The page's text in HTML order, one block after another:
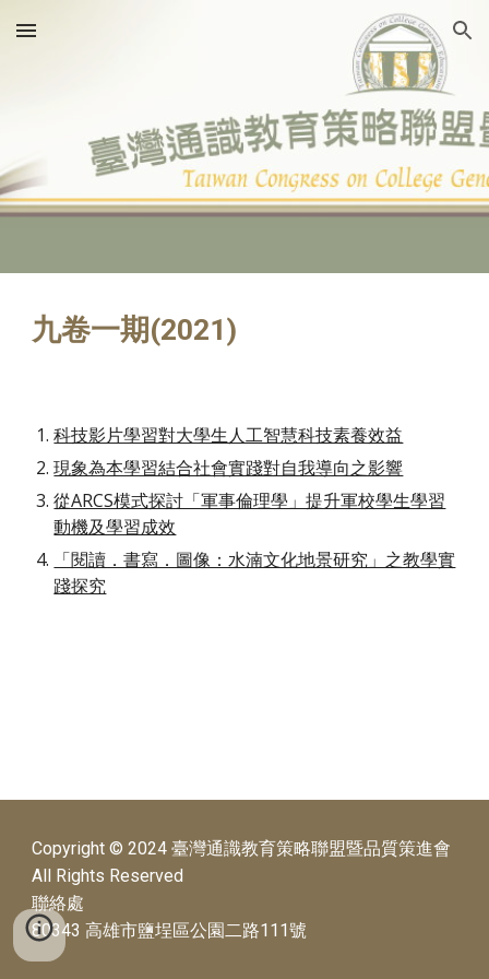
Skip to main content Skip to navigation
九卷一期(2021)
科技影片學習對大學生人工智慧科技素養效益
現象為本學習結合社會實踐對自我導向之影響
從ARCS模式探討「軍事倫理學」提升軍校學生學習
動機及學習成效
「閱讀．書寫．圖像：水湳文化地景研究」之教學實
踐探究
Copyright © 2024 臺灣通識教育策略聯盟暨品質策進會
All Rights Reserved
聯絡處
80343 高雄市鹽埕區公園二路111號